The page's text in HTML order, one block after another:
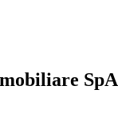
SpA